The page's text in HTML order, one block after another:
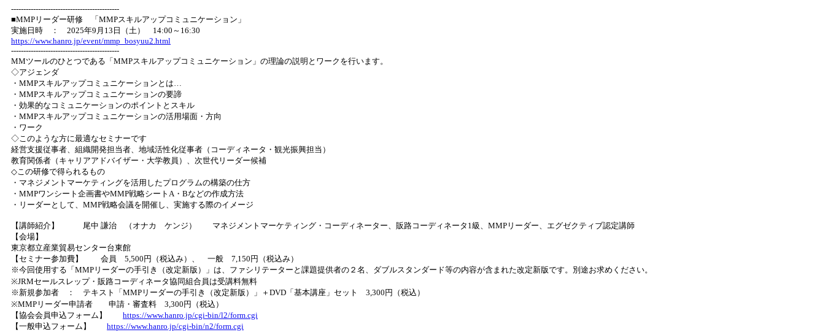
--------------------------------------------
■MMPリーダー研修 「MMPスキルアップコミュニケーション」
実施日時 ： 2025年9月13日（土） 14:00～16:30
https://www.hanro.jp/event/mmp_bosyuu2.html
--------------------------------------------
MMツールのひとつである「MMPスキルアップコミュニケーション」の理論の説明とワークを行います。
◇アジェンダ
・MMPスキルアップコミュニケーションとは…
・MMPスキルアップコミュニケーションの要諦
・効果的なコミュニケーションのポイントとスキル
・MMPスキルアップコミュニケーションの活用場面・方向
・ワーク
◇このような方に最適なセミナーです
経営支援従事者、組織開発担当者、地域活性化従事者（コーディネータ・観光振興担当）
教育関係者（キャリアアドバイザー・大学教員）、次世代リーダー候補
◇この研修で得られるもの
・マネジメントマーケティングを活用したプログラムの構築の仕方
・MMPワンシート企画書やMMP戦略シートA・Bなどの作成方法
・リーダーとして、MMP戦略会議を開催し、実施する際のイメージ
【講師紹介】 尾中 謙治 （オナカ ケンジ） マネジメントマーケティング・コーディネーター、販路コーディネータ1級、MMPリーダー、エグゼクティブ認定講師
【会場】
東京都立産業貿易センター台東館
【セミナー参加費】 会員 5,500円（税込み）、 一般 7,150円（税込み）
※今回使用する「MMPリーダーの手引き（改定新版）」は、ファシリテーターと課題提供者の２名、ダブルスタンダード等の内容が含まれた改定新版です。別途お求めください。
※JRMセールスレップ・販路コーディネータ協同組合員は受講料無料
※新規参加者 ： テキスト「MMPリーダーの手引き（改定新版）」＋DVD「基本講座」セット 3,300円（税込）
※MMPリーダー申請者 申請・審査料 3,300円（税込）
【協会会員申込フォーム】 https://www.hanro.jp/cgi-bin/l2/form.cgi
【一般申込フォーム】 https://www.hanro.jp/cgi-bin/n2/form.cgi